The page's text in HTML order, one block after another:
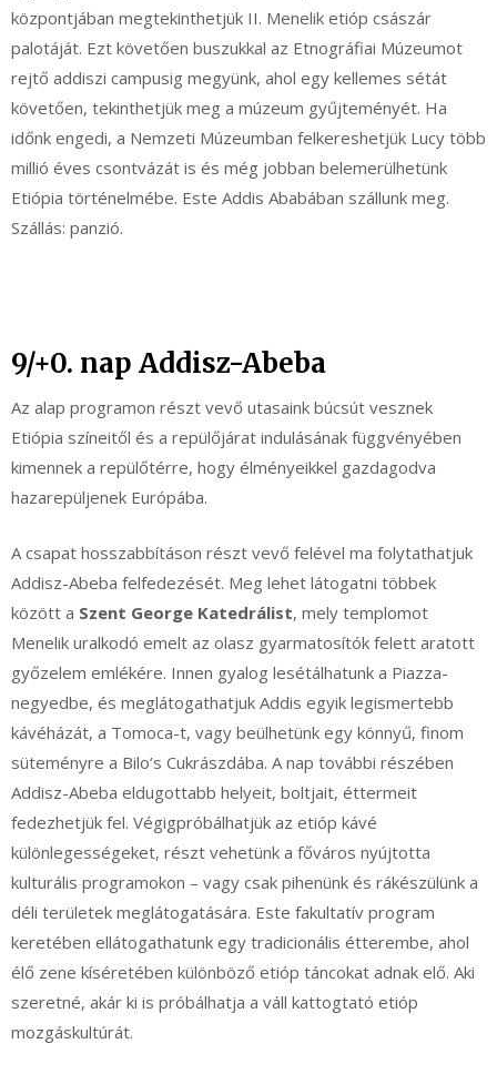
központjában megtekinthetjük II. Menelik etióp császár
palotáját. Ezt követően buszukkal az Etnográfiai Múzeumot
rejtő addiszi campusig megyünk, ahol egy kellemes sétát
követően, tekinthetjük meg a múzeum gyűjteményét. Ha
időnk engedi, a Nemzeti Múzeumban felkereshetjük Lucy több
millió éves csontvázát is és még jobban belemerülhetünk
Etiópia történelmébe. Este Addis Ababában szállunk meg.
Szállás: panzió.
9/+0. nap Addisz-Abeba
Az alap programon részt vevő utasaink búcsút vesznek
Etiópia színeitől és a repülőjárat indulásának függvényében
kimennek a repülőtérre, hogy élményeikkel gazdagodva
hazarepüljenek Európába.
A csapat hosszabbításon részt vevő felével ma folytathatjuk
Addisz-Abeba felfedezését. Meg lehet látogatni többek
között a Szent George Katedrálist, mely templomot
Menelik uralkodó emelt az olasz gyarmatosítók felett aratott
győzelem emlékére. Innen gyalog lesétálhatunk a Piazza-
negyedbe, és meglátogathatjuk Addis egyik legismertebb
kávéházát, a Tomoca-t, vagy beülhetünk egy könnyű, finom
süteményre a Bilo’s Cukrászdába. A nap további részében
Addisz-Abeba eldugottabb helyeit, boltjait, éttermeit
fedezhetjük fel. Végigpróbálhatjük az etióp kávé
különlegességeket, részt vehetünk a főváros nyújtotta
kulturális programokon – vagy csak pihenünk és rákészülünk a
déli területek meglátogatására. Este fakultatív program
keretében ellátogathatunk egy tradicionális étterembe, ahol
élő zene kíséretében különböző etióp táncokat adnak elő. Aki
szeretné, akár ki is próbálhatja a váll kattogtató etióp
mozgáskultúrát.